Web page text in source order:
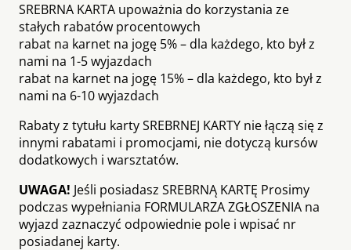
SREBRNA KARTA upoważnia do korzystania ze
stałych rabatów procentowych
rabat na karnet na jogę 5% – dla każdego, kto był z
nami na 1-5 wyjazdach
rabat na karnet na jogę 15% – dla każdego, kto był z
nami na 6-10 wyjazdach
Rabaty z tytułu karty SREBRNEJ KARTY nie łączą się z
innymi rabatami i promocjami, nie dotyczą kursów
dodatkowych i warsztatów.
UWAGA! Jeśli posiadasz SREBRNĄ KARTĘ Prosimy
podczas wypełniania FORMULARZA ZGŁOSZENIA na
wyjazd zaznaczyć odpowiednie pole i wpisać nr
posiadanej karty.